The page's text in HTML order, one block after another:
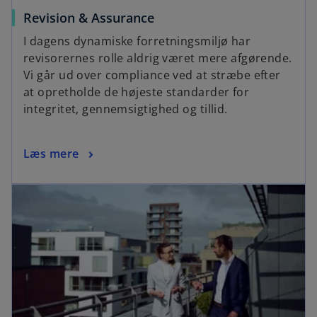
Revision & Assurance
I dagens dynamiske forretningsmiljø har
revisorernes rolle aldrig været mere afgørende.
Vi går ud over compliance ved at stræbe efter
at opretholde de højeste standarder for
integritet, gennemsigtighed og tillid.
Læs mere